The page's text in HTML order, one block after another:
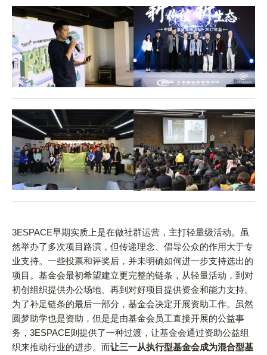
3ESPACE早期实质上是在做社群运营，主打轻量级活动。虽
然举办了多次项目路演，但传递理念、倡导公众的作用大于专
业支持。一些投票和评奖后，并未明确如何进一步支持选出的
项目。基金会最初希望建立更完整的链条，从轻量活动，到对
初创组织提供办公场地、再到对好项目提供资金和能力支持。
为了补足链条的最后一部分，基金会决定开展资助工作。虽然
圆梦助学也是资助，但是是由基金会员工直接开展的公益事
务，3ESPACE则提供了一种过渡，让基金会通过资助公益组
织来推动行业的进步。而让三一从执行型基金会成为混合型基